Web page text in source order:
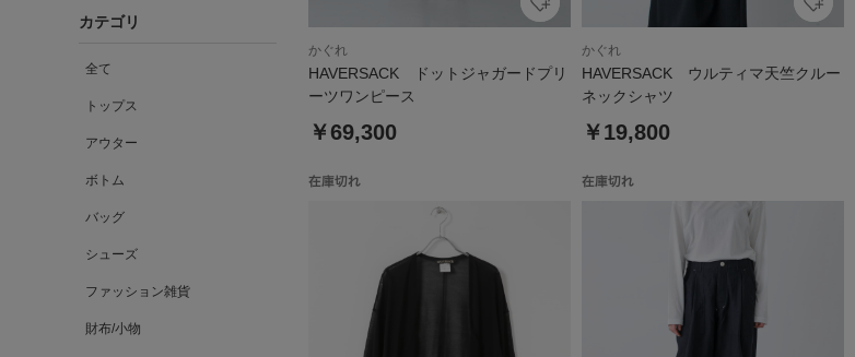
カテゴリ
全て
トップス
アウター
ボトム
バッグ
シューズ
ファッション雑貨
財布/小物
かぐれ
HAVERSACK ドットジャガードプリ
ーツワンピース
￥69,300
かぐれ
HAVERSACK ウルティマ天竺クルー
ネックシャツ
￥19,800